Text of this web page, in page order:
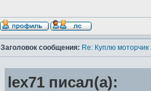
Заголовок сообщения: Re: Куплю моторчик
lex71 писал(а):